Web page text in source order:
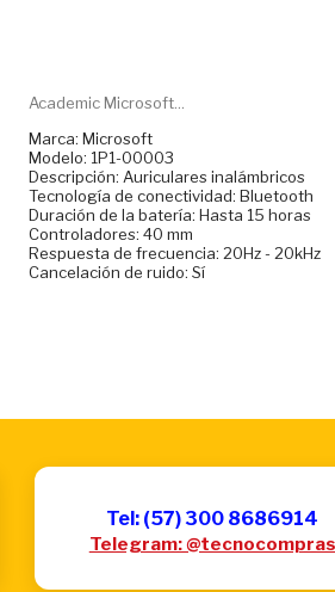
Academic Microsoft...
Marca: Microsoft
Modelo: 1P1-00003
Descripción: Auriculares inalámbricos
Tecnología de conectividad: Bluetooth
Duración de la batería: Hasta 15 horas
Controladores: 40 mm
Respuesta de frecuencia: 20Hz - 20kHz
Cancelación de ruido: Sí
Tel: (57) 300 8686914
Telegram: @tecnocompras